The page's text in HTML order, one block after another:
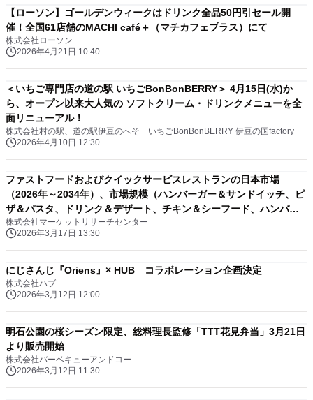
【ローソン】ゴールデンウィークはドリンク全品50円引セール開
催！全国61店舗のMACHI café＋（マチカフェプラス）にて
株式会社ローソン
2026年4月21日 10:40
＜いちご専門店の道の駅 いちごBonBonBERRY＞ 4月15日(水)か
ら、オープン以来大人気の ソフトクリーム・ドリンクメニューを全
面リニューアル！
株式会社村の駅、道の駅伊豆のへそ いちごBonBonBERRY 伊豆の国factory
2026年4月10日 12:30
ファストフードおよびクイックサービスレストランの日本市場
（2026年～2034年）、市場規模（ハンバーガー＆サンドイッチ、ピ
ザ＆パスタ、ドリンク＆デザート、チキン＆シーフード、ハンバー
ガー＆サンドイッチ、ピザ＆パスタ、ドリンク＆デザート、チキン
＆シーフード）・分析レポートを発表
株式会社マーケットリサーチセンター
2026年3月17日 13:30
にじさんじ『Oriens』× HUB コラボレーション企画決定
株式会社ハブ
2026年3月12日 12:00
明石公園の桜シーズン限定、総料理長監修「TTT花見弁当」3月21日
より販売開始
株式会社バーベキューアンドコー
2026年3月12日 11:30